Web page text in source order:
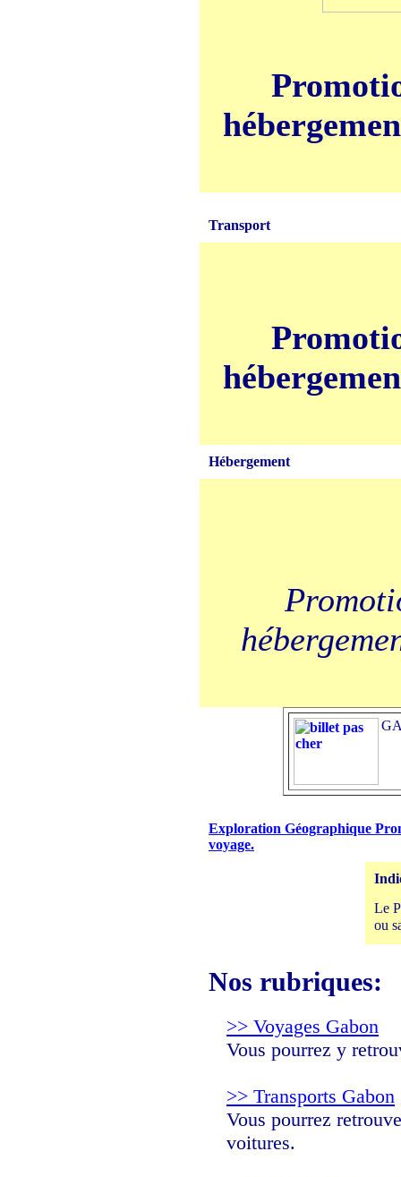
Transport
Hébergement
Exploration Géographique
voyage.
Le
ou
Nos rubriques:
>> Voyages Gabon
Vous pourrez y
>> Transports Gabon
Vous pourrez
voitures.